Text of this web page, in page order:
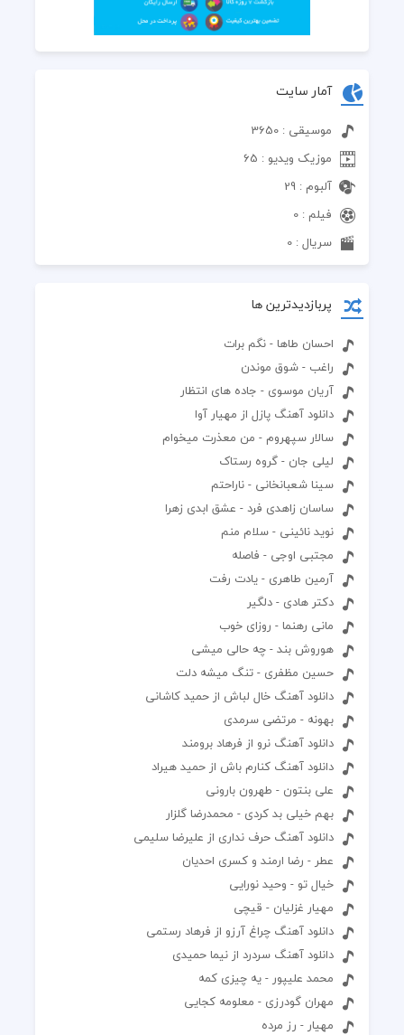
آمار سایت
موسیقی : 3650
موزیک ویدیو : 65
آلبوم : 29
فیلم : 0
سریال : 0
پربازدیدترین ها
احسان طاها - نگم برات
راغب - شوق موندن
آریان موسوی - جاده های انتظار
دانلود آهنگ پازل از مهیار آوا
سالار سپهروم - من معذرت میخوام
لیلی جان - گروه رستاک
سینا شعبانخانی - ناراحتم
ساسان زاهدی فرد - عشق ابدی زهرا
نوید نائینی - سلام منم
مجتبی اوجی - فاصله
آرمین طاهری - یادت رفت
دکتر هادی - دلگیر
مانی رهنما - روزای خوب
هوروش بند - چه حالی میشی
حسین مظفری - تنگ میشه دلت
دانلود آهنگ خال لباش از حمید کاشانی
بهونه - مرتضی سرمدی
دانلود آهنگ نرو از فرهاد برومند
دانلود آهنگ کنارم باش از حمید هیراد
علی بنتون - طهرون بارونی
بهم خیلی بد کردی - محمدرضا گلزار
دانلود آهنگ حرف نداری از علیرضا سلیمی
عطر - رضا ارمند و کسری احدیان
خیال تو - وحید نورایی
مهیار غزلیان - قیچی
دانلود آهنگ چراغ آرزو از فرهاد رستمی
دانلود آهنگ سردرد از نیما حمیدی
محمد علیپور - یه چیزی کمه
مهران گودرزی - معلومه کجایی
مهیار - رز مرده‌